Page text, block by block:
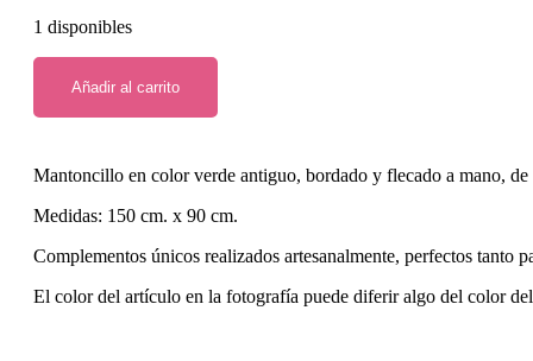
1 disponibles
Añadir al carrito
Mantoncillo en color verde antiguo, bordado y flecado a mano, de
Medidas: 150 cm. x 90 cm.
Complementos únicos realizados artesanalmente, perfectos tanto
El color del artículo en la fotografía puede diferir algo del color